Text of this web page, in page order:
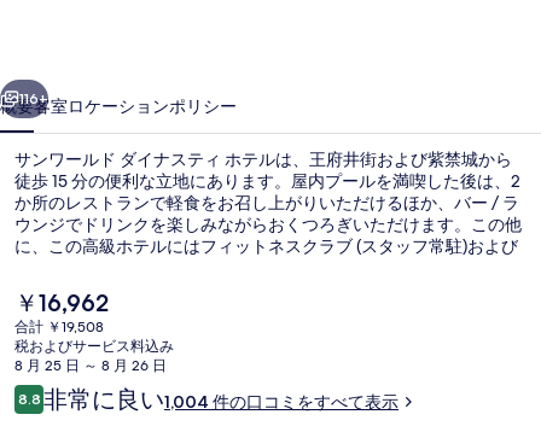
イ
ナ
ス
テ
ィ
ホ
テ
ル
の
次へ
116+
概要客室ロケーションポリシー
サンワールド ダイナスティ ホテルは、王府井街および紫禁城から
徒歩 15 分の便利な立地にあります。屋内プールを満喫した後は、2
か所のレストランで軽食をお召し上がりいただけるほか、バー / ラ
ウンジでドリンクを楽しみながらおくつろぎいただけます。この他
に、この高級ホテルにはフィットネスクラブ (スタッフ常駐)および
なスタッフやショッピングスポットへの近さを高く評価していま
す。 この宿泊施設からは歩いてすぐ公共交通機関を利用できます。
地下鉄 灯市口駅までは 5 分、地下鉄 東四駅までは 7 分です。
現
在
の
料
金
は
￥16,962
合計 ￥19,508
税およびサービス料込み
8 月 25 日 ～ 8 月 26 日
口
コ
8.810段階中8.8
非常に良い1,004 件の口コミをすべて表示